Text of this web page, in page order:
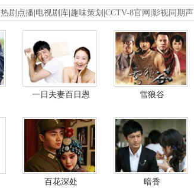
热剧点播 电视剧库 趣味策划 CCTV-8官网 影视同期声
一日夫妻百日恩 雪狼谷
百花深处 暗香